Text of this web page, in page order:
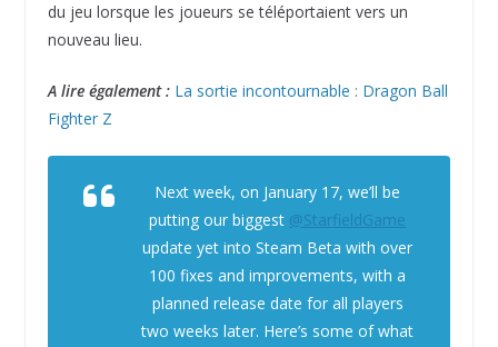
du jeu lorsque les joueurs se téléportaient vers un
nouveau lieu.
A lire également : La sortie incontournable : Dragon Ball
Fighter Z
Next week, on January 17, we’ll be
putting our biggest @StarfieldGame
update yet into Steam Beta with over
100 fixes and improvements, with a
planned release date for all players
two weeks later. Here’s some of what